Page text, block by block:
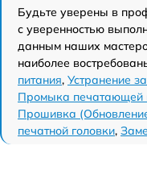
Будьте уверены в
с уверенностью
данным наших
наиболее
питания, Устранение
Промыка печатающей
Прошивка
печатной головки,